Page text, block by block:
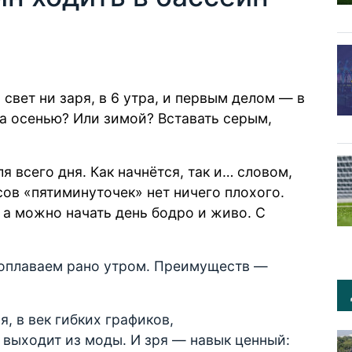
свет ни заря, в 6 утра, и первым делом — в
Или зимой? Вставать серым,
всего дня. Как начнётся, так и… словом,
«пятиминуточек» нет ничего плохого.
можно начать день бодро и живо. С
рано утром. Преимуществ —
век гибких графиков,
из моды. И зря — навык ценный: